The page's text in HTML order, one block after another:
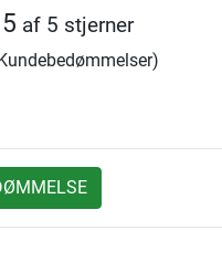
5 af 5 stjerner